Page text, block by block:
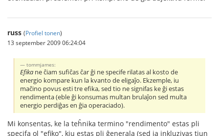
russ (Profiel tonen)
13 september 2009 06:24:04
tommjames:
Efika ne ĉiam sufiĉas ĉar ĝi ne specife rilatas al kosto de
energio kompare kun la kvanto de eligaĵo. Ekzemple, iu
maĉino povus esti tre efika, sed tio ne signifas ke ĝi estas
rendimenta (eble ĝi konsumas multan brulaĵon sed multa
energio perdiĝas en ĝia operaciado).
Mi konsentas, ke la teĥnika termino "rendimento" estas pli
specifa ol "efiko", kiu estas pli ĝenerala (sed ja inkluzivas tiun